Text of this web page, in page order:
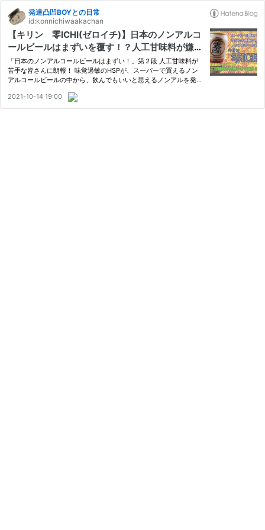
発達凸凹BOYとの日常
id:konnichiwaakachan
【キリン 零ICHI(ゼロイチ)】日本のノンアルコ
ールビールはまずいを覆す！？人工甘味料が嫌い
な味覚過敏のHSPがスーパーで買えるノンアルを
発見しました
「日本のノンアルコールビールはまずい！」第２段 人工甘味料が
苦手な皆さんに朗報！ 味覚過敏のHSPが、スーパーで買えるノン
アルコールビールの中から、飲んでもいいと思えるノンアルを発見
2021-10-14 19:00